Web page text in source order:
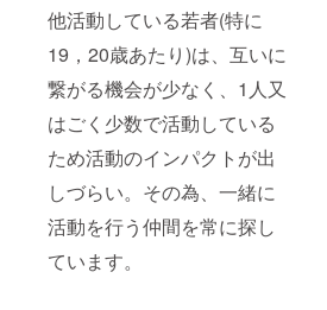
他活動している若者(特に
19，20歳あたり)は、互いに
繋がる機会が少なく、1人又
はごく少数で活動している
ため活動のインパクトが出
しづらい。その為、一緒に
活動を行う仲間を常に探し
ています。